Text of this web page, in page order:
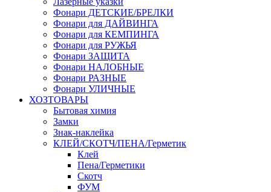
Фонари ДЕТСКИЕ/БРЕЛКИ
Фонари для ДАЙВИНГА
Фонари для КЕМПИНГА
Фонари для РУЖЬЯ
Фонари ЗАЩИТА
Фонари НАЛОБНЫЕ
Фонари РАЗНЫЕ
Фонари УЛИЧНЫЕ
ХОЗТОВАРЫ
Бытовая химия
Замки
Знак-наклейка
КЛЕЙ/СКОТЧ/ПЕНА/Герметик
Клей
Пена/Герметики
Скотч
ФУМ